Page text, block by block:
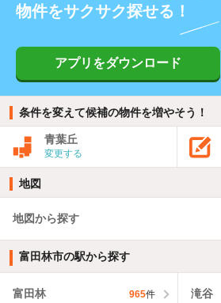
物件をサクサク探せる！
アプリをダウンロード
条件を変えて候補の物件を増やそう！
青葉丘
変更する
地図
地図から探す
富田林市の駅から探す
富田林 965件 滝谷